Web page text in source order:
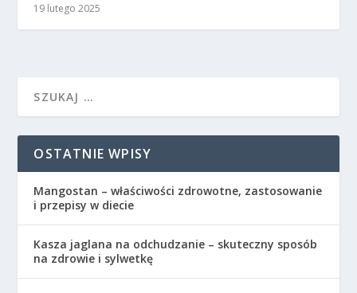
19 lutego 2025
OSTATNIE WPISY
Mangostan – właściwości zdrowotne, zastosowanie
i przepisy w diecie
Kasza jaglana na odchudzanie – skuteczny sposób
na zdrowie i sylwetkę